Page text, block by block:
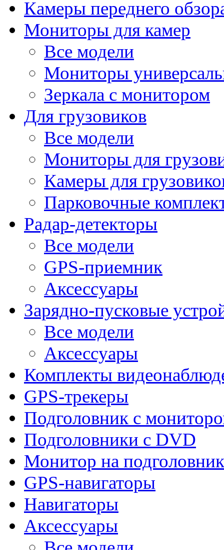
Камеры переднего
Мониторы для камер
Все модели
Мониторы
Зеркала с монитором
Для грузовиков
Все модели
Мониторы для
Камеры для
Парковочные
Радар-детекторы
Все модели
GPS-приемник
Аксессуары
Зарядно-пусковые
Все модели
Аксессуары
Комплекты
GPS-трекеры
Подголовник с
Подголовники с DVD
Монитор на подголовник
GPS-навигаторы
Навигаторы
Аксессуары